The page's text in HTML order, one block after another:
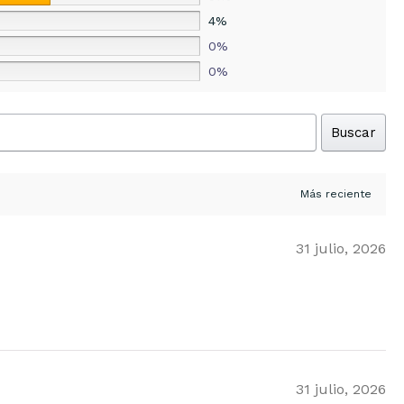
4%
0%
0%
Buscar
31 julio, 2026
31 julio, 2026